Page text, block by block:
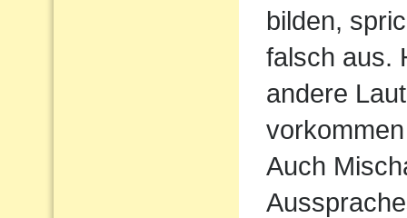
bilden,
falsch aus.
andere
Auch